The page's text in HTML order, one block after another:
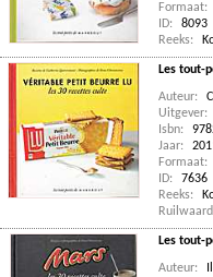
Formaat:
ID:
8093
Reeks:
Les tout-
Auteur:
Uitgever:
Isbn:
Jaar:
Formaat:
ID:
7636
Reeks:
Les tout-
Auteur: